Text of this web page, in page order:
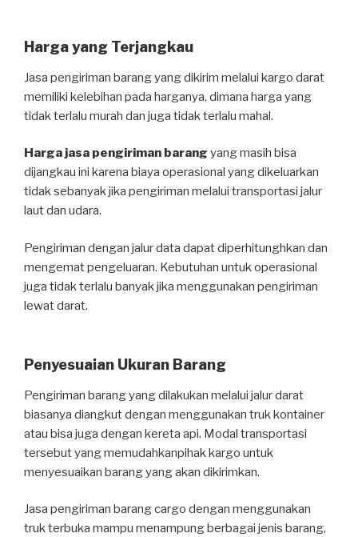
Harga yang Terjangkau
Jasa pengiriman barang yang dikirim melalui kargo darat
memiliki kelebihan pada harganya, dimana harga yang
tidak terlalu murah dan juga tidak terlalu mahal.
Harga jasa pengiriman barang yang masih bisa
dijangkau ini karena biaya operasional yang dikeluarkan
tidak sebanyak jika pengiriman melalui transportasi jalur
laut dan udara.
Pengiriman dengan jalur data dapat diperhitunghkan dan
mengemat pengeluaran. Kebutuhan untuk operasional
juga tidak terlalu banyak jika menggunakan pengiriman
lewat darat.
Penyesuaian Ukuran Barang
Pengiriman barang yang dilakukan melalui jalur darat
biasanya diangkut dengan menggunakan truk kontainer
atau bisa juga dengan kereta api. Modal transportasi
tersebut yang memudahkanpihak kargo untuk
menyesuaikan barang yang akan dikirimkan.
Jasa pengiriman barang cargo dengan menggunakan
truk terbuka mampu menampung berbagai jenis barang,